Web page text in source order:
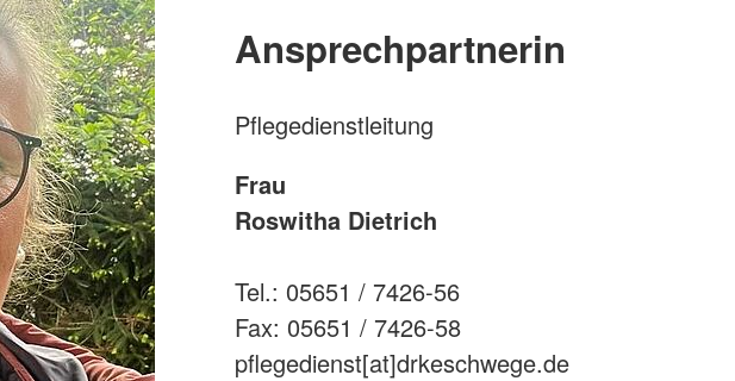
Ansprechpartnerin
Pflegedienstleitung
Frau
Roswitha Dietrich
Tel.: 05651 / 7426-56
Fax: 05651 / 7426-58
pflegedienst[at]drkeschwege.de